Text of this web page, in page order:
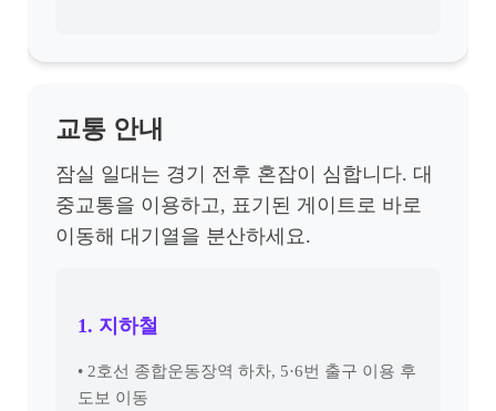
교통 안내
잠실 일대는 경기 전후 혼잡이 심합니다. 대
중교통을 이용하고, 표기된 게이트로 바로
이동해 대기열을 분산하세요.
1. 지하철
• 2호선 종합운동장역 하차, 5·6번 출구 이용 후
도보 이동